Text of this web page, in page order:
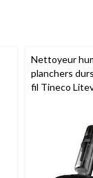
Nettoyeur
planchers
fil Tineco